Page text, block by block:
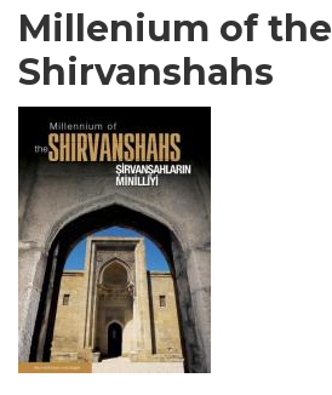
Millenium of the
Shirvanshahs